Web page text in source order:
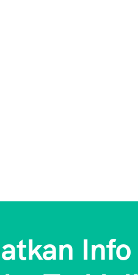
Info